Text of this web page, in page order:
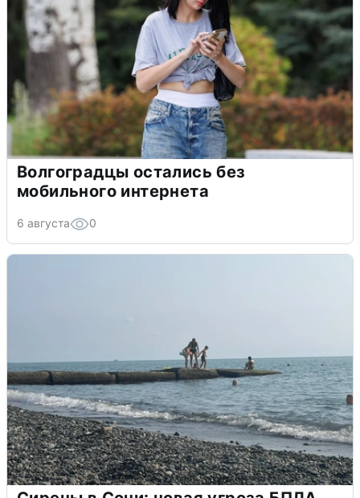
Волгоградцы остались без
мобильного интернета
6 августа 0